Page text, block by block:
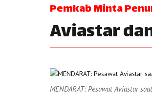
Pemkab Minta
Aviastar
MENDARAT: Pesawat Aviastar